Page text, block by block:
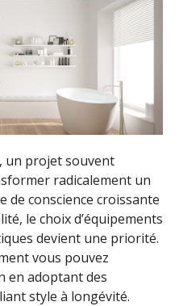
un projet souvent
radicalement un
de conscience croissante
le choix d’équipements
devient une priorité.
vous pouvez
en adoptant des
style à longévité.